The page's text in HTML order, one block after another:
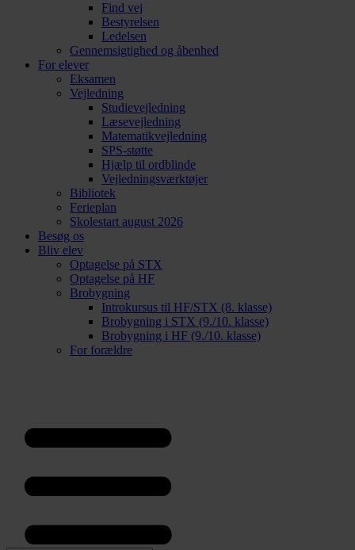
Find vej
Bestyrelsen
Ledelsen
Gennemsigtighed og åbenhed
For elever
Eksamen
Vejledning
Studievejledning
Læsevejledning
Matematikvejledning
SPS-støtte
Hjælp til ordblinde
Vejledningsværktøjer
Bibliotek
Ferieplan
Skolestart august 2026
Besøg os
Bliv elev
Optagelse på STX
Optagelse på HF
Brobygning
Introkursus til HF/STX (8. klasse)
Brobygning i STX (9./10. klasse)
Brobygning i HF (9./10. klasse)
For forældre